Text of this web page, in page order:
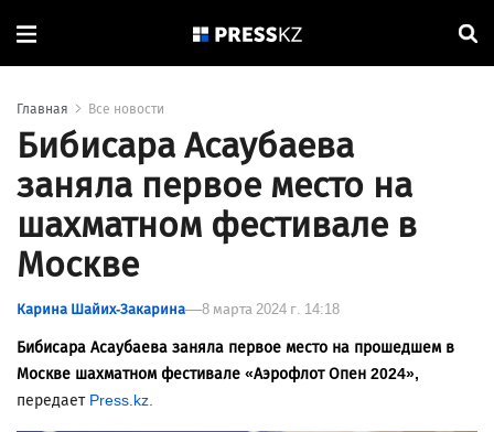
Главная Все новости
Бибисара Асаубаева
заняла первое место на
шахматном фестивале в
Москве
Карина Шайих-Закарина 8 марта 2024 г. 14:18
Бибисара Асаубаева заняла первое место на прошедшем в
Москве шахматном фестивале «Аэрофлот Опен 2024»,
передает Press.kz.